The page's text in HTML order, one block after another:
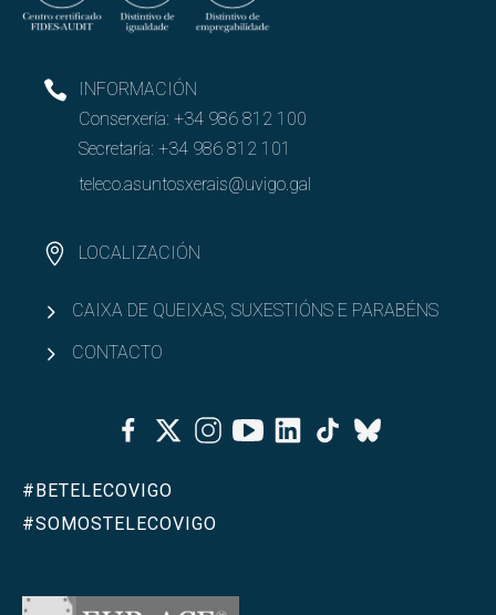
INFORMACIÓN
Conserxería: +34 986 812 100
Secretaría: +34 986 812 101
teleco.asuntosxerais@uvigo.gal
LOCALIZACIÓN
CAIXA DE QUEIXAS, SUXESTIÓNS E PARABÉNS
CONTACTO
FacebookTwitterInstagramYoutubeLinkedinTiktok
Bluesky
#BETELECOVIGO
#SOMOSTELECOVIGO